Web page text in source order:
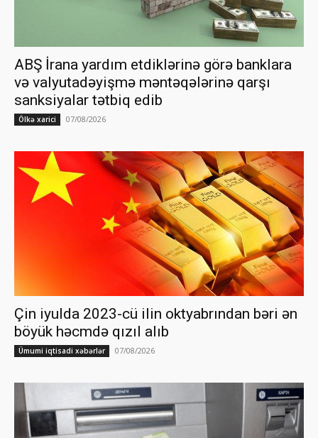
ABŞ İrana yardım etdiklərinə görə banklara
və valyutadəyişmə məntəqələrinə qarşı
sanksiyalar tətbiq edib
Ölkə xarici 07/08/2026
Çin iyulda 2023-cü ilin oktyabrından bəri ən
böyük həcmdə qızıl alıb
Ümumi iqtisadi xəbərlər 07/08/2026